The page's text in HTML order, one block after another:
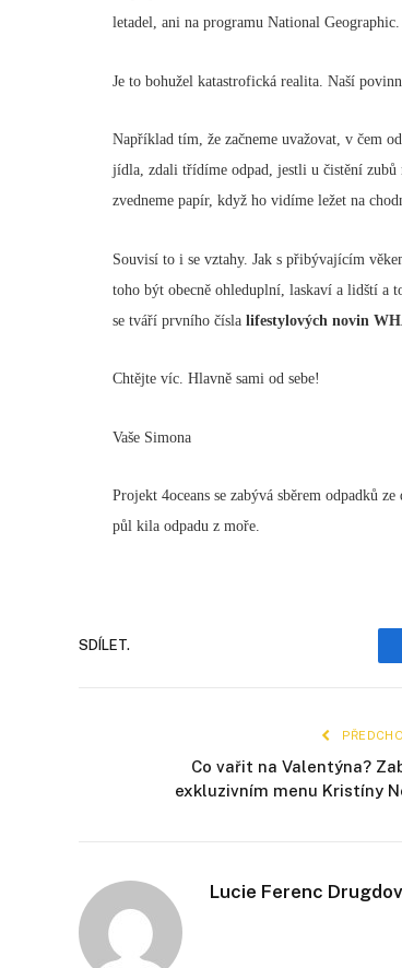
letadel, ani na programu National Geographic.
Je to bohužel katastrofická realita. Naší
Například tím, že začneme uvažovat, v čem
jídla, zdali třídíme odpad, jestli u čistění zubů
zvedneme papír, když ho vidíme ležet na
Souvisí to i se vztahy. Jak s přibývajícím
toho být obecně ohleduplní, laskaví a lidští a
se tváří prvního čísla lifestylových novin
Chtějte víc. Hlavně sami od sebe!
Vaše Simona
Projekt 4oceans se zabývá sběrem odpadků
půl kila odpadu z moře.
SDÍLET.
Co vařit na Valentýna?
exkluzivním menu Kristíny
Lucie Ferenc